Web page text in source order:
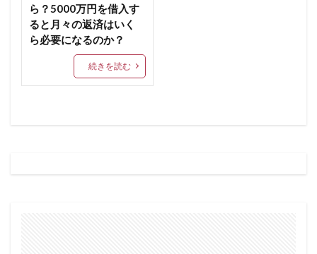
ら？5000万円を借入す
ると月々の返済はいく
ら必要になるのか？
続きを読む